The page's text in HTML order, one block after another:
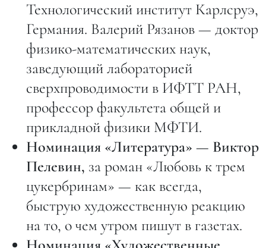
Технологический институт Карлсруэ,
Германия. Валерий Рязанов — доктор
физико-математических наук,
заведующий лабораторией
сверхпроводимости в ИФТТ РАН,
профессор факультета общей и
прикладной физики МФТИ.
Номинация «Литература» — Виктор
Пелевин, за роман «Любовь к трем
цукербринам» — как всегда,
быструю художественную реакцию
на то, о чем утром пишут в газетах.